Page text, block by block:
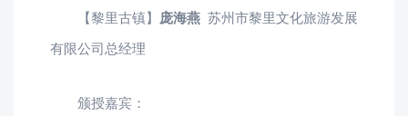
【黎里古镇】 庞海燕 苏州市黎里文化旅游发展
有限公司总经理
颁授嘉宾：